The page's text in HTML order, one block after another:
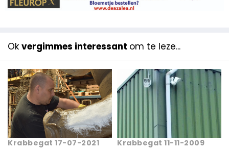
Ok vergimmes interessant om te leze...
Krabbegat 17-07-2021 Krabbegat 11-11-2009